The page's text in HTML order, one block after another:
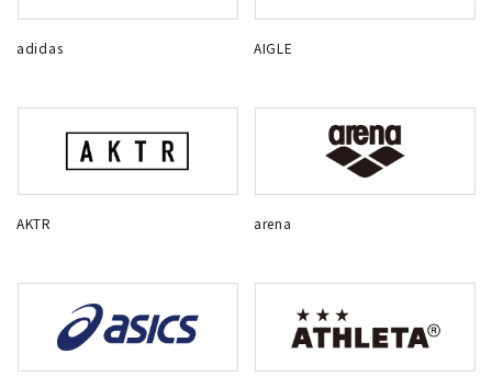
adidas AIGLE
AKTR arena